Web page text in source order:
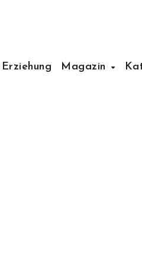
Erziehung Magazin